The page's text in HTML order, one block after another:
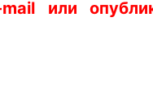
или